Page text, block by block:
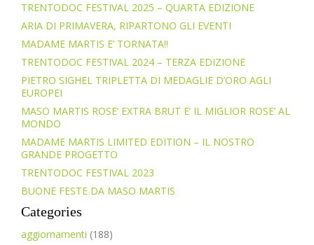
TRENTODOC FESTIVAL 2025 – QUARTA EDIZIONE
ARIA DI PRIMAVERA, RIPARTONO GLI EVENTI
MADAME MARTIS E’ TORNATA!!
TRENTODOC FESTIVAL 2024 – TERZA EDIZIONE
PIETRO SIGHEL TRIPLETTA DI MEDAGLIE D’ORO AGLI
EUROPEI
MASO MARTIS ROSE’ EXTRA BRUT E’ IL MIGLIOR ROSE’ AL
MONDO
MADAME MARTIS LIMITED EDITION – IL NOSTRO
GRANDE PROGETTO
TRENTODOC FESTIVAL 2023
BUONE FESTE DA MASO MARTIS
Categories
aggiornamenti (188)